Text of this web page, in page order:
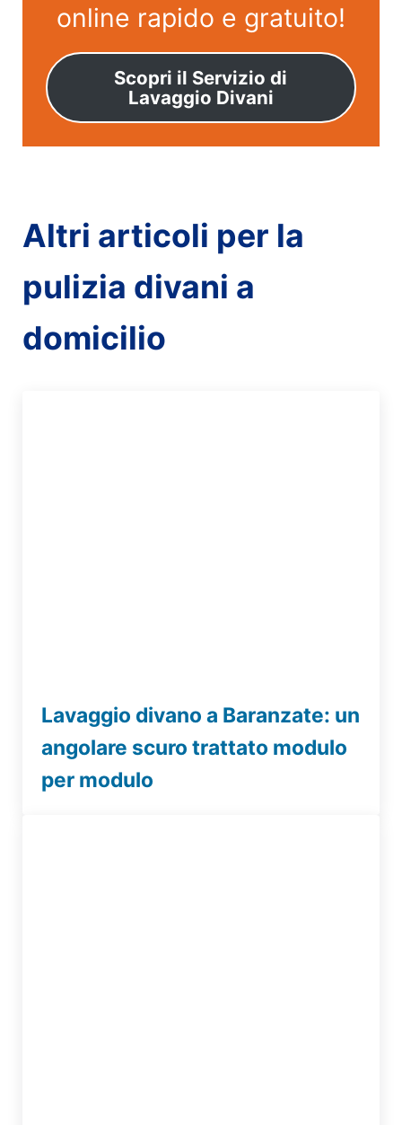
online rapido e gratuito!
Scopri il Servizio di
Lavaggio Divani
Altri articoli per la
pulizia divani a
domicilio
Lavaggio divano a Baranzate: un
angolare scuro trattato modulo
per modulo